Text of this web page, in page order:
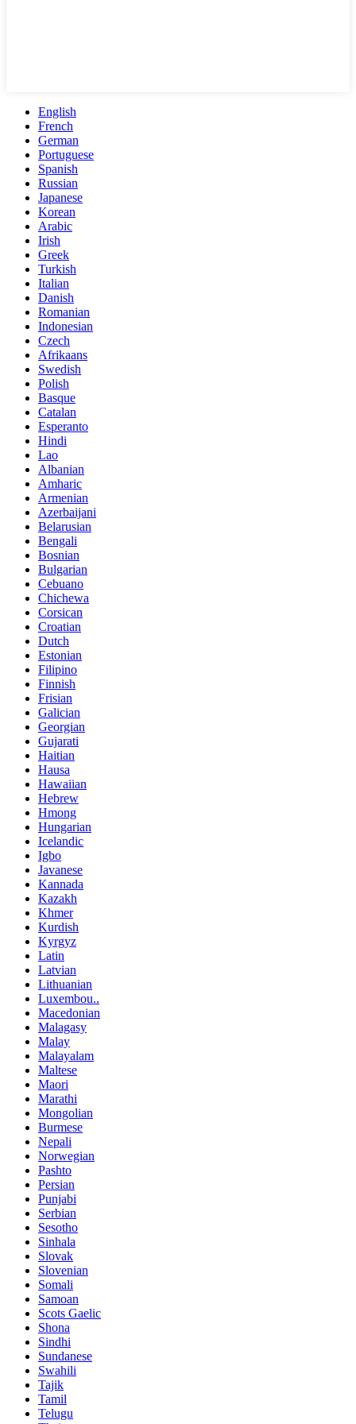
English
French
German
Portuguese
Spanish
Russian
Japanese
Korean
Arabic
Irish
Greek
Turkish
Italian
Danish
Romanian
Indonesian
Czech
Afrikaans
Swedish
Polish
Basque
Catalan
Esperanto
Hindi
Lao
Albanian
Amharic
Armenian
Azerbaijani
Belarusian
Bengali
Bosnian
Bulgarian
Cebuano
Chichewa
Corsican
Croatian
Dutch
Estonian
Filipino
Finnish
Frisian
Galician
Georgian
Gujarati
Haitian
Hausa
Hawaiian
Hebrew
Hmong
Hungarian
Icelandic
Igbo
Javanese
Kannada
Kazakh
Khmer
Kurdish
Kyrgyz
Latin
Latvian
Lithuanian
Luxembou..
Macedonian
Malagasy
Malay
Malayalam
Maltese
Maori
Marathi
Mongolian
Burmese
Nepali
Norwegian
Pashto
Persian
Punjabi
Serbian
Sesotho
Sinhala
Slovak
Slovenian
Somali
Samoan
Scots Gaelic
Shona
Sindhi
Sundanese
Swahili
Tajik
Tamil
Telugu